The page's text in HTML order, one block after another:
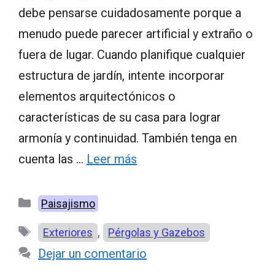
debe pensarse cuidadosamente porque a
menudo puede parecer artificial y extraño o
fuera de lugar. Cuando planifique cualquier
estructura de jardín, intente incorporar
elementos arquitectónicos o
características de su casa para lograr
armonía y continuidad. También tenga en
cuenta las … Leer más
Categorías
Paisajismo
Etiquetas
Exteriores , Pérgolas y Gazebos
Dejar un comentario